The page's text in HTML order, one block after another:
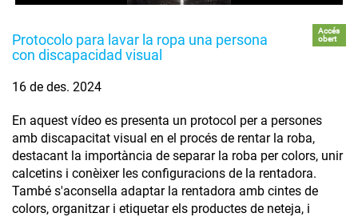
Protocolo para lavar la ropa una persona
con discapacidad visual
Accés
obert
16 de des. 2024
En aquest vídeo es presenta un protocol per a persones
amb discapacitat visual en el procés de rentar la roba,
destacant la importància de separar la roba per colors, unir
calcetins i conèixer les configuracions de la rentadora.
També s'aconsella adaptar la rentadora amb cintes de
colors, organitzar i etiquetar els productes de neteja, i